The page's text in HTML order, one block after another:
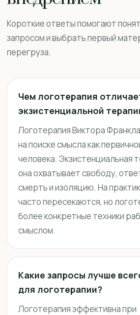
Короткие ответы помогают
запросом и выбрать первый
перегруза.
Чем логотерапия
экзистенциальной
Логотерапия Виктора
на поиске смысла как
человека. Экзистенциальная
она охватывает свободу,
смерть и изоляцию. На
часто пересекаются, но
более конкретные техники
смыслом.
Какие запросы лучше
для логотерапии?
Логотерапия эффективна при